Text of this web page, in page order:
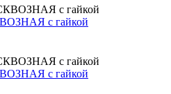
с гайкой
с гайкой